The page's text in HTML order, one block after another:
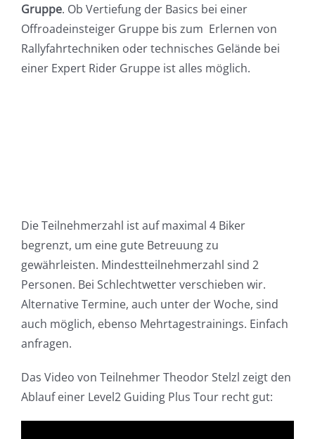
Gruppe. Ob Vertiefung der Basics bei einer
Offroadeinsteiger Gruppe bis zum Erlernen von
Rallyfahrtechniken oder technisches Gelände bei
einer Expert Rider Gruppe ist alles möglich.
Die Teilnehmerzahl ist auf maximal 4 Biker
begrenzt, um eine gute Betreuung zu
gewährleisten. Mindestteilnehmerzahl sind 2
Personen. Bei Schlechtwetter verschieben wir.
Alternative Termine, auch unter der Woche, sind
auch möglich, ebenso Mehrtagestrainings. Einfach
anfragen.
Das Video von Teilnehmer Theodor Stelzl zeigt den
Ablauf einer Level2 Guiding Plus Tour recht gut: